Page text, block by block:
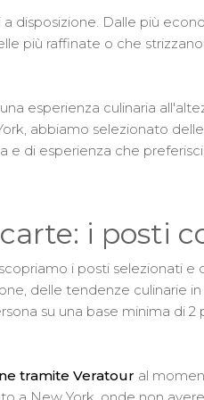
disposizione. Dalle più
più raffinate o che
esperienza culinaria
abbiamo selezionato delle
e di esperienza che
i posti
i posti selezionati e
delle tendenze culinarie
su una base minima di
tramite Veratour al